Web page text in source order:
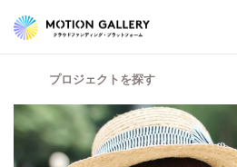
プロジェクトを探す